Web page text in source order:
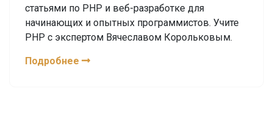
статьями по PHP и веб-разработке для
начинающих и опытных программистов. Учите
PHP с экспертом Вячеславом Корольковым.
Подробнее